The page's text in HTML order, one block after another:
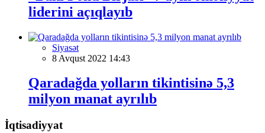
liderini açıqlayıb
Siyasət
8 Avqust 2022 14:43
Qaradağda yolların tikintisinə 5,3
milyon manat ayrılıb
İqtisadiyyat